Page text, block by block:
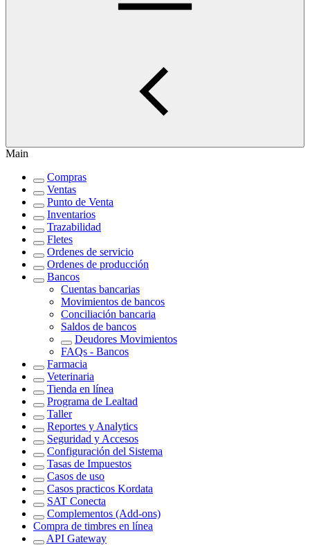
Main
Compras
Ventas
Punto de Venta
Inventarios
Trazabilidad
Fletes
Ordenes de servicio
Ordenes de producción
Bancos
Cuentas bancarias
Movimientos de bancos
Conciliación bancaria
Saldos de bancos
Deudores Movimientos
FAQs - Bancos
Farmacia
Veterinaria
Tienda en línea
Programa de Lealtad
Taller
Reportes y Analytics
Seguridad y Accesos
Configuración del Sistema
Tasas de Impuestos
Casos de uso
Casos practicos Kordata
SAT Conecta
Complementos (Add-ons)
Compra de timbres en línea
API Gateway